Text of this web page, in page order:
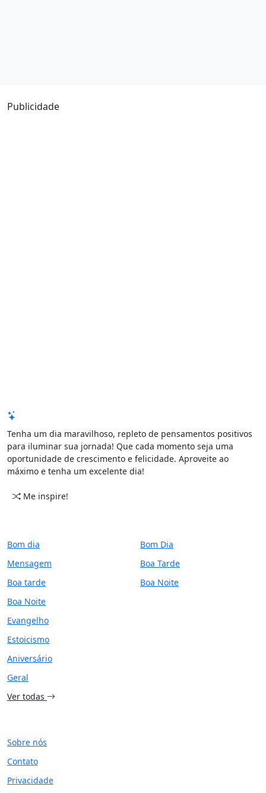
Publicidade
Tenha um dia maravilhoso, repleto de pensamentos positivos
para iluminar sua jornada! Que cada momento seja uma
oportunidade de crescimento e felicidade. Aproveite ao
máximo e tenha um excelente dia!
Me inspire!
Bom dia
Mensagem
Boa tarde
Boa Noite
Evangelho
Estoicismo
Aniversário
Geral
Ver todas
Bom Dia
Boa Tarde
Boa Noite
Sobre nós
Contato
Privacidade